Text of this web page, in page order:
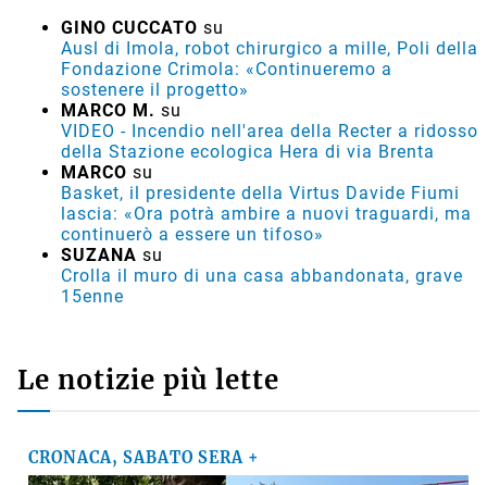
GINO CUCCATO su
Ausl di Imola, robot chirurgico a mille, Poli della
Fondazione Crimola: «Continueremo a
sostenere il progetto»
MARCO M. su
VIDEO - Incendio nell'area della Recter a ridosso
della Stazione ecologica Hera di via Brenta
MARCO su
Basket, il presidente della Virtus Davide Fiumi
lascia: «Ora potrà ambire a nuovi traguardi, ma
continuerò a essere un tifoso»
SUZANA su
Crolla il muro di una casa abbandonata, grave
15enne
Le notizie più lette
CRONACA, SABATO SERA +